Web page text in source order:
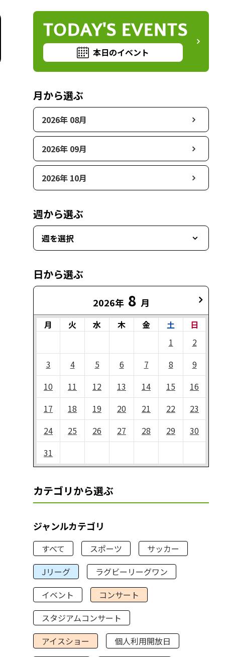
TODAY'S EVENTS
本日のイベント
月から選ぶ
2026年 08月
2026年 09月
2026年 10月
週から選ぶ
週を選択
日から選ぶ
2026年 8 月
月 火 水 木 金 土
日
1
2
3
4 5 6 7 8
9
10
11 12 13 14 15
16
17
18 19 20 21 22
23
24
25 26 27 28 29
30
31
カテゴリから選ぶ
ジャンルカテゴリ
すべて スポーツ
サッカー
Jリーグ
ラグビーリーグワン
イベント
コンサート
スタジアムコンサート
アイスショー
個人利用開放日